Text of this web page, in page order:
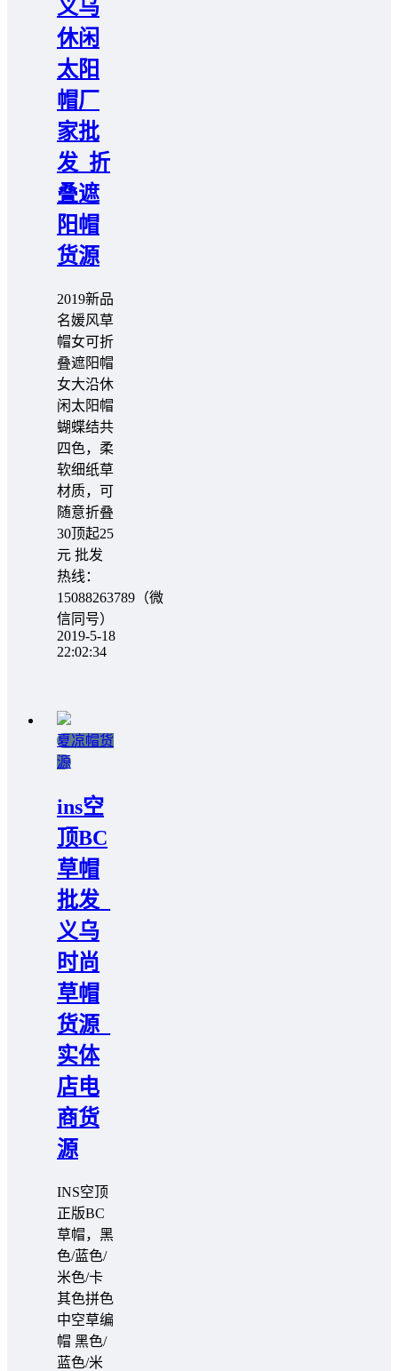
义乌
休闲
太阳
帽厂
家批
发_折
叠遮
阳帽
货源
2019新品
名媛风草
帽女可折
叠遮阳帽
女大沿休
闲太阳帽
蝴蝶结共
四色，柔
软细纸草
材质，可
随意折叠
30顶起25
元 批发
热线：
15088263789（微
信同号）
2019-5-18
22:02:34
夏凉帽货
源
ins空
顶BC
草帽
批发_
义乌
时尚
草帽
货源_
实体
店电
商货
源
INS空顶
正版BC
草帽，黑
色/蓝色/
米色/卡
其色拼色
中空草编
帽 黑色/
蓝色/米